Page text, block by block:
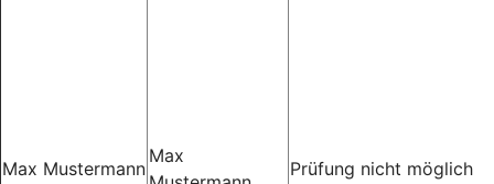
Max Mustermann
Max
Prüfung nicht möglich